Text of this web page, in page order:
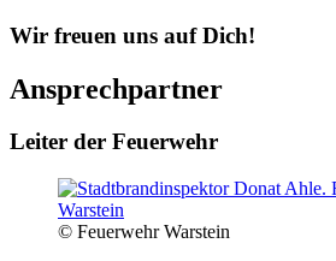
Wir freuen uns auf Dich!
Ansprechpartner
Leiter der Feuerwehr
© Feuerwehr Warstein